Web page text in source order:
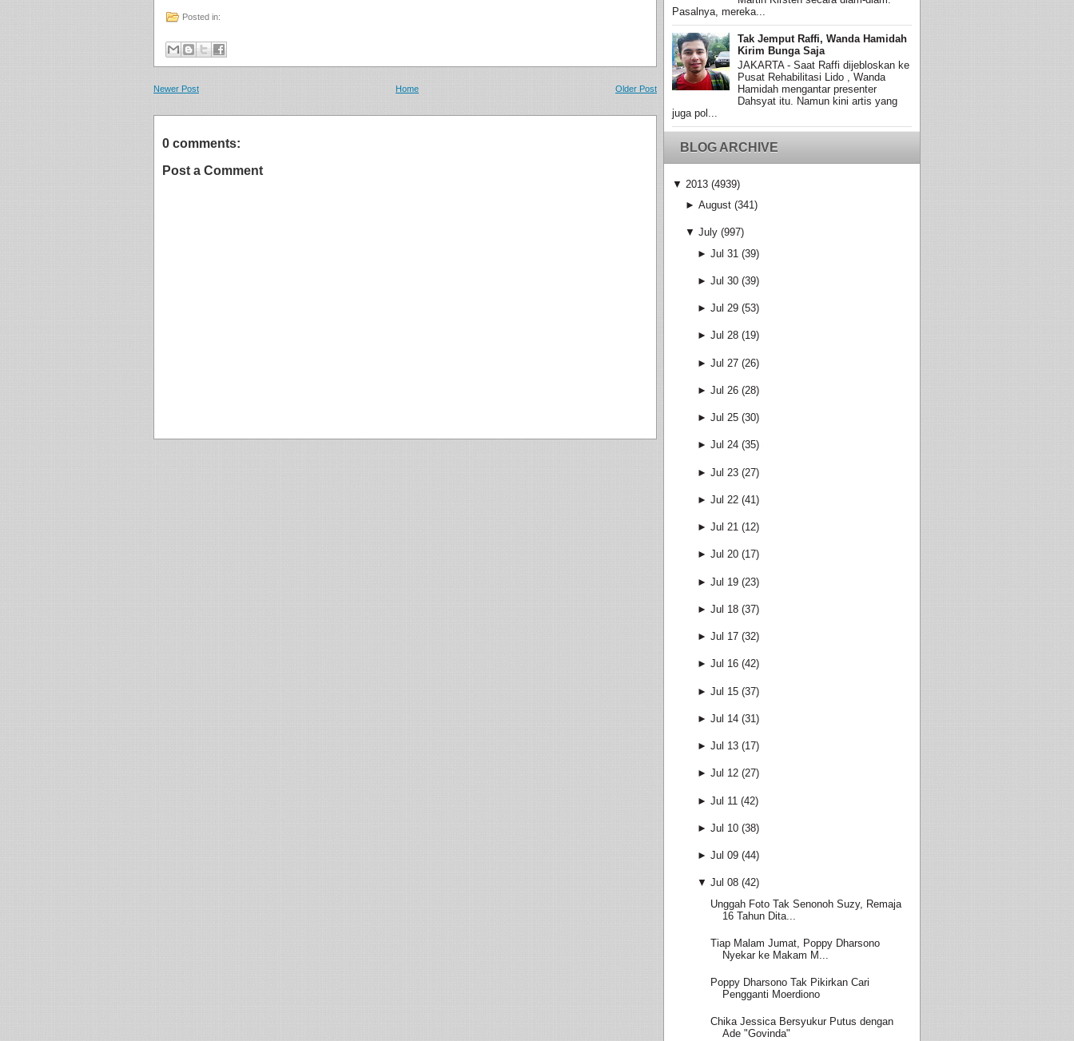
Posted in:
Newer Post Older Post
Home
0 comments:
Post a Comment
Pasalnya, mereka...
Tak Jemput Raffi, Wanda Hamidah
Kirim Bunga Saja
JAKARTA - Saat Raffi dijebloskan ke
Pusat Rehabilitasi Lido , Wanda
Hamidah mengantar presenter
Dahsyat itu. Namun kini artis yang
juga pol...
BLOG ARCHIVE
▼ 2013 (4939)
► August (341)
▼ July (997)
►Jul 31 (39)
►Jul 30 (39)
►Jul 29 (53)
►Jul 28 (19)
►Jul 27 (26)
►Jul 26 (28)
►Jul 25 (30)
►Jul 24 (35)
►Jul 23 (27)
►Jul 22 (41)
►Jul 21 (12)
►Jul 20 (17)
►Jul 19 (23)
►Jul 18 (37)
►Jul 17 (32)
►Jul 16 (42)
►Jul 15 (37)
►Jul 14 (31)
►Jul 13 (17)
►Jul 12 (27)
►Jul 11 (42)
►Jul 10 (38)
►Jul 09 (44)
▼Jul 08 (42)
Unggah Foto Tak Senonoh Suzy, Remaja
16 Tahun Dita...
Tiap Malam Jumat, Poppy Dharsono
Nyekar ke Makam M...
Poppy Dharsono Tak Pikirkan Cari
Pengganti Moerdiono
Chika Jessica Bersyukur Putus dengan
Ade "Govinda"